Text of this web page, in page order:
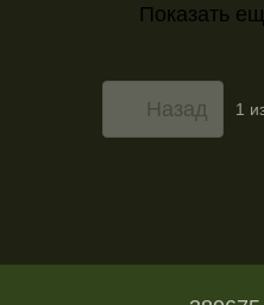
Показать
Назад 1